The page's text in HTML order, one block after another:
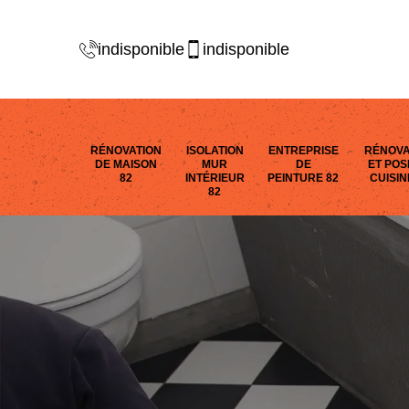
indisponible indisponible
RÉNOVATION
DE MAISON
82
ISOLATION
MUR
INTÉRIEUR
82
ENTREPRISE
DE
PEINTURE 82
ET